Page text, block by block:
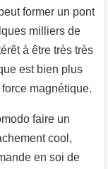
former un pont
milliers de
à être très très
est bien plus
magnétique.
faire un
cool,
en soi de